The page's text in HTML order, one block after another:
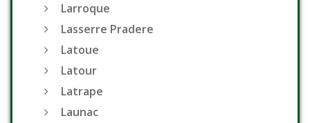
Larroque
Lasserre Pradere
Latoue
Latour
Latrape
Launac